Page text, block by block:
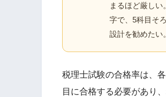
まるほど厳し
字で、5科目そ
設計を勧めたい。
税理士試験の合格率は、
目に合格する必要があり